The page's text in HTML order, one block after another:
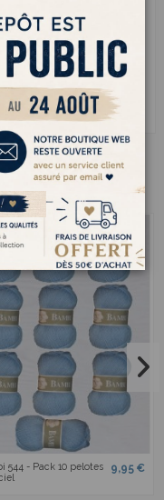
adore avoir sous la
toucher il se tricote
Idéal pour les
les projets rapides du
Un vrai basique malin
sans se ruiner ni se
:
544 - Pack 10 pelotes
9,95 €